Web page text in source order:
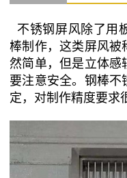
不锈钢屏风除了用
棒制作，这类屏风被
然简单，但是立体感
要注意安全。钢棒
定，对制作精度要求